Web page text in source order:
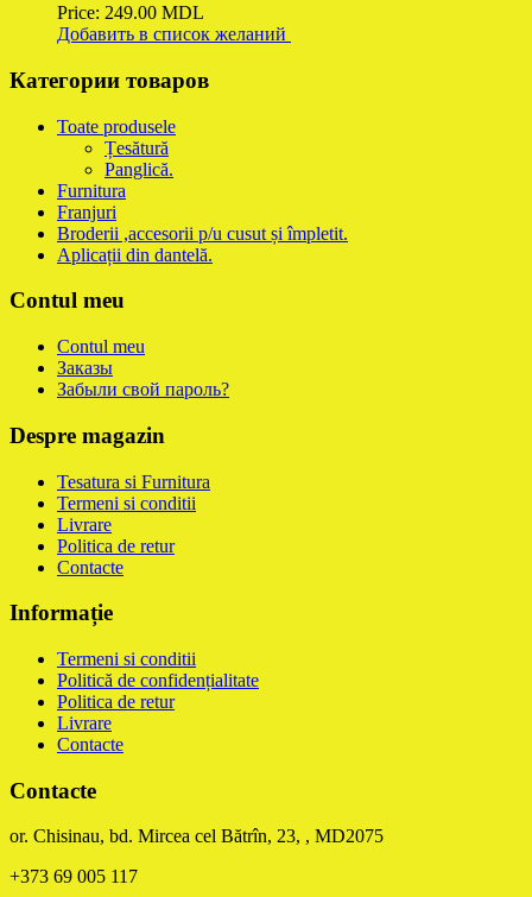
Price: 249.00 MDL
Добавить в список желаний
Категории товаров
Toate produsele
Țesătură
Panglică.
Furnitura
Franjuri
Broderii ,accesorii p/u cusut și împletit.
Aplicații din dantelă.
Contul meu
Contul meu
Заказы
Забыли свой пароль?
Despre magazin
Tesatura si Furnitura
Termeni si conditii
Livrare
Politica de retur
Contacte
Informație
Termeni si conditii
Politică de confidențialitate
Politica de retur
Livrare
Contacte
Contacte
or. Chisinau, bd. Mircea cel Bătrîn, 23, , MD2075
+373 69 005 117